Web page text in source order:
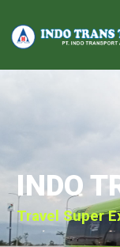
INDO
Travel Super